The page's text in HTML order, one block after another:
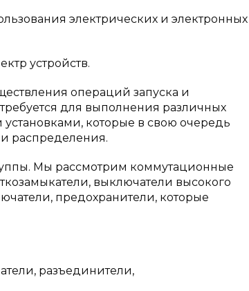
электрических и электронных
устройств.
операций запуска и
для выполнения различных
которые в свою очередь
распределения.
Мы рассмотрим коммутационные
выключатели высокого
предохранители, которые
разъединители,